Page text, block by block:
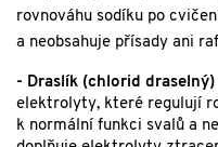
rovnováhu sodíku po
a neobsahuje přísady ani
- Draslík (chlorid
elektrolyty, které regulují
k normální funkci svalů a